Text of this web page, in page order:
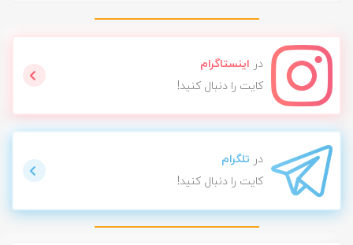
در اینستاگرام
کایت را دنبال کنید!
در تلگرام
کایت را دنبال کنید!